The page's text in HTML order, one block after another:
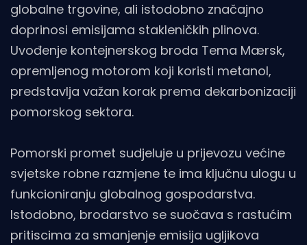
globalne trgovine, ali istodobno značajno
doprinosi emisijama stakleničkih plinova.
Uvođenje kontejnerskog broda Tema Mærsk,
opremljenog motorom koji koristi metanol,
predstavlja važan korak prema dekarbonizaciji
pomorskog sektora.
Pomorski promet sudjeluje u prijevozu većine
svjetske robne razmjene te ima ključnu ulogu u
funkcioniranju globalnog gospodarstva.
Istodobno, brodarstvo se suočava s rastućim
pritiscima za smanjenje emisija ugljikova